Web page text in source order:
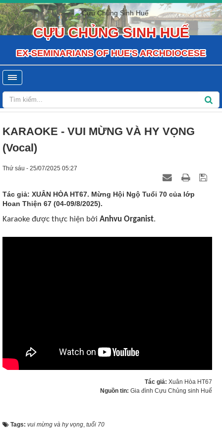
CỰU CHỦNG SINH HUẾ
EX-SEMINARIANS OF HUE'S ARCHDIOCESE
KARAOKE - VUI MỪNG VÀ HY VỌNG
(Vocal)
Thứ sáu - 25/07/2025 05:27
Tác giả: XUÂN HÒA HT67. Mừng Hội Ngộ Tuổi 70 của lớp
Hoan Thiện 67 (04-09/8/2025).
Karaoke được thực hiện bởi Anhvu Organist.
Tác giả: Xuân Hòa HT67
Nguồn tin: Gia đình Cựu Chủng sinh Huế
Tags: vui mừng và hy vọng tuổi 70